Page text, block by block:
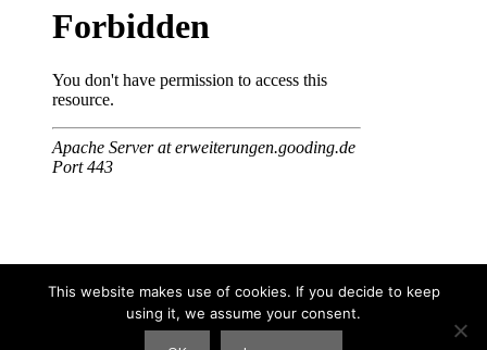
This website makes use of cookies. If you decide to keep
using it, we assume your consent.